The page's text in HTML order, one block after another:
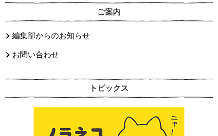
ご案内
編集部からのお知らせ
お問い合わせ
トピックス